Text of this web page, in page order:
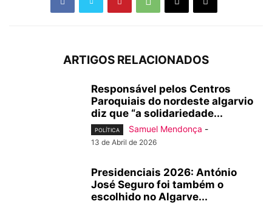
ARTIGOS RELACIONADOS
Responsável pelos Centros
Paroquiais do nordeste algarvio
diz que “a solidariedade...
POLÍTICA Samuel Mendonça -
13 de Abril de 2026
Presidenciais 2026: António
José Seguro foi também o
escolhido no Algarve...